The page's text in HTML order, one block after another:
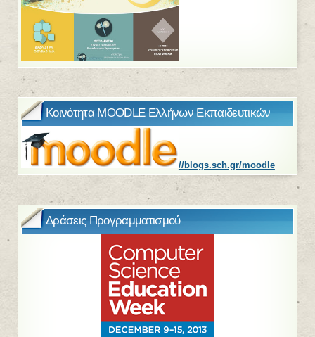
Κοινότητα MOODLE Ελλήνων Εκπαιδευτικών
//blogs.sch.gr/moodle
Δράσεις Προγραμματισμού